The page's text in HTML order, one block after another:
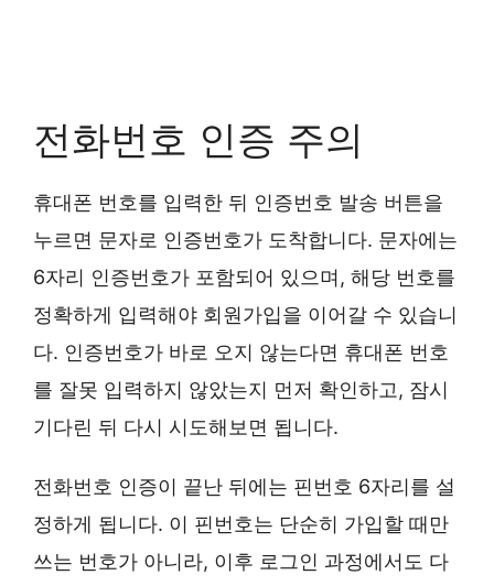
전화번호 인증 주의
휴대폰 번호를 입력한 뒤 인증번호 발송 버튼을
누르면 문자로 인증번호가 도착합니다. 문자에는
6자리 인증번호가 포함되어 있으며, 해당 번호를
정확하게 입력해야 회원가입을 이어갈 수 있습니
다. 인증번호가 바로 오지 않는다면 휴대폰 번호
를 잘못 입력하지 않았는지 먼저 확인하고, 잠시
기다린 뒤 다시 시도해보면 됩니다.
전화번호 인증이 끝난 뒤에는 핀번호 6자리를 설
정하게 됩니다. 이 핀번호는 단순히 가입할 때만
쓰는 번호가 아니라, 이후 로그인 과정에서도 다